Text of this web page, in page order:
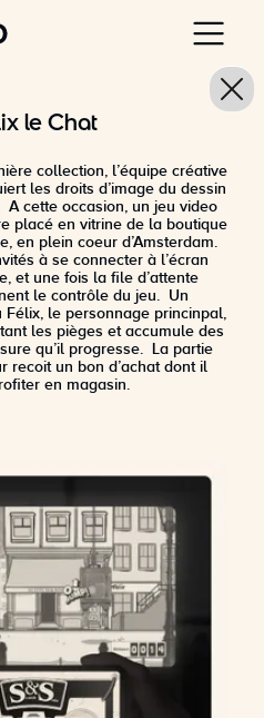
le Chat
collection, l’équipe créative
les droits d’image du dessin
A cette occasion, un jeu video
placé en vitrine de la boutique
en plein coeur d’Amsterdam.
à se connecter à l’écran
et une fois la file d’attente
le contrôle du jeu. Un
le personnage princinpal,
les pièges et accumule des
qu’il progresse. La partie
recoit un bon d’achat dont il
en magasin.